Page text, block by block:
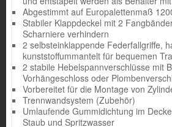
Abgestimmt auf Europalettenmaß
Stabiler Klappdeckel mit 2
Scharniere verhindern
2 selbsteinklappende Federfallgriffe,
kunststoffummantelt für bequemen
2 stabile Hebelspannverschlüsse mit
Vorhängeschloss oder
Vorbereitet für die Montage von
Trennwandsystem (Zubehör)
Umlaufende Gummidichtung im
Staub und Spritzwasser